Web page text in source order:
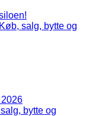
Køb, salg, bytte og
bytte og